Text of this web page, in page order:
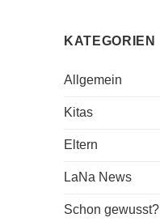
KATEGORIEN
Allgemein
Kitas
Eltern
LaNa News
Schon gewusst?